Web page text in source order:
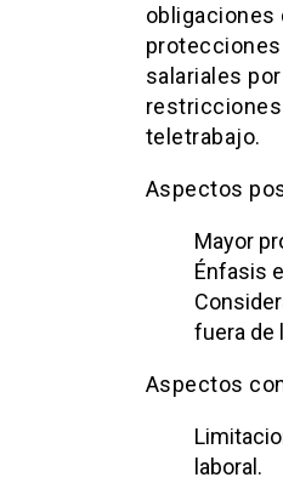
obligaciones
salariales
restricciones
teletrabajo.
Aspectos
Mayor
Énfasis
fuera de
Aspectos
laboral.